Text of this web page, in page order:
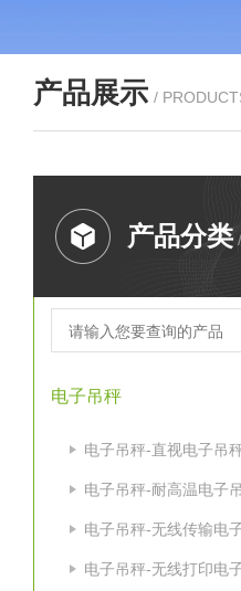
产品展示 /
产品分类
电子吊秤
电子吊秤-直视电子吊
电子吊秤-耐高温电子
电子吊秤-无线传输电
电子吊秤-无线打印电